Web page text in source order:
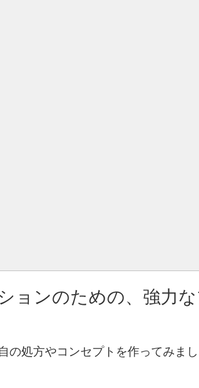
ョンのための、強力
の処方やコンセプトを作ってみまし